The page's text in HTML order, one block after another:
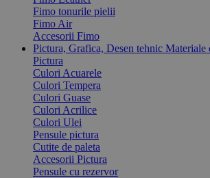
Fimo tonurile pielii
Fimo Air
Accesorii Fimo
Pictura, Grafica, Desen tehnic Materiale
Pictura
Culori Acuarele
Culori Tempera
Culori Guase
Culori Acrilice
Culori Ulei
Pensule pictura
Cutite de paleta
Accesorii Pictura
Pensule cu rezervor